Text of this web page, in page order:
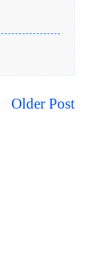
Older Post